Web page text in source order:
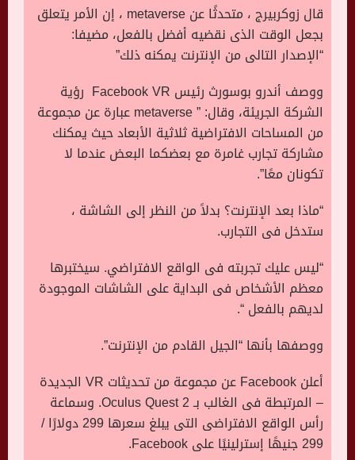
قال زوكربيرج ، متحدثًا عنmetaverse ، إن الأمر يتعلق
بجعل الوقت الذى نقضيه أفضل بالفعل، مضيفا:
“الإصدار التالى من الإنترنت يمكنه ذلك”
ووصف أندرو بوسورث رئيس Facebook VR رؤية
الشركة الجريئة، وقال: ”metaverseعبارة عن مجموعة
من المساحات الافتراضية ثلاثية الأبعاد حيث يمكنك
مشاركة تجارب غامرة مع بعضكما البعض عندما لا
تكونان معًا”.
“ماذا بعد الإنترنت؟ بدلاً من النظر إلى الشاشة ،
ستدخل فى التجارب.
“ليس عليك تجربته فى الواقع الافتراضي. سيختبرها
معظم الأشخاص فى البداية على الشاشات الموجودة
لديهم بالفعل “.
ووصفها بأنها “الجيل القادم من الإنترنت”.
أعلنFacebookعن مجموعة من تحديثات VR الجديدة
– المرتبطة فى الغالب بـOculus Quest 2. وسماعة
رأس الواقع الافتراضى التى يبلغ سعرها 299 دولارًا /
299 جنيهًا إسترلينيًا على
Facebook
.